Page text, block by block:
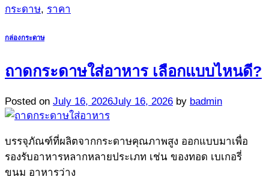
กระดาษ, ราคา
กล่องกระดาษ
ถาดกระดาษใส่อาหาร เลือกแบบไหนดี?
Posted on July 16, 2026July 16, 2026 by badmin
บรรจุภัณฑ์ที่ผลิตจากกระดาษคุณภาพสูง ออกแบบมาเพื่อ
รองรับอาหารหลากหลายประเภท เช่น ของทอด เบเกอรี่
ขนม อาหารว่าง